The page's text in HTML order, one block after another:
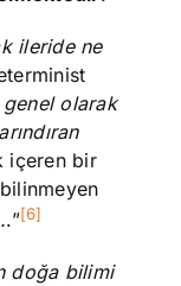
ileride ne
genel olarak
içeren bir
.”[6]
doğa bilimi